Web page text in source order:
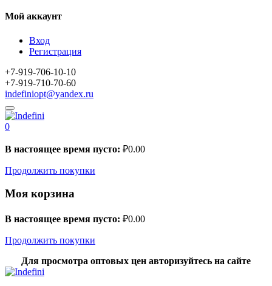
Мой аккаунт
Вход
Регистрация
+7-919-706-10-10
+7-919-710-70-60
indefiniopt@yandex.ru
0
В настоящее время пусто: ₽0.00
Продолжить покупки
Моя корзина
В настоящее время пусто: ₽0.00
Продолжить покупки
Для просмотра оптовых цен авторизуйтесь на сайте